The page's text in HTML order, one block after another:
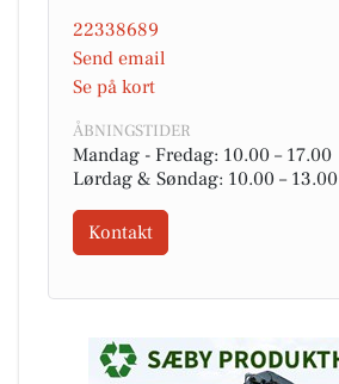
22338689
Send email
Se på kort
ÅBNINGSTIDER
Mandag - Fredag: 10.00 – 17.00
Lørdag & Søndag: 10.00 – 13.00
Kontakt